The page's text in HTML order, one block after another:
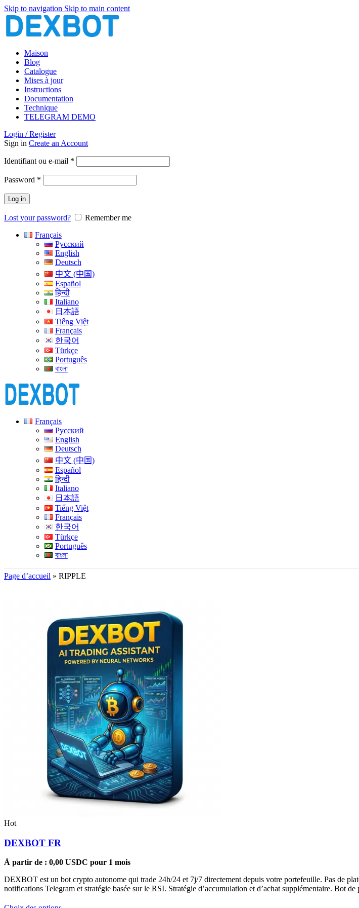
Skip to navigation Skip to main content
Maison
Blog
Catalogue
Mises à jour
Instructions
Documentation
Technique
TELEGRAM DEMO
Login / Register
Sign in Create an Account
Identifiant ou e-mail *
Password *
Log in
Lost your password?
Remember me
Français
Русский
English
Deutsch
中文 (中国)
Español
हिन्दी
Italiano
日本語
Tiếng Việt
Français
한국어
Türkçe
Português
বাংলা
Français
Русский
English
Deutsch
中文 (中国)
Español
हिन्दी
Italiano
日本語
Tiếng Việt
Français
한국어
Türkçe
Português
বাংলা
Page d’accueil » RIPPLE
Hot
DEXBOT FR
À partir de : 0,00 USDC pour 1 mois
DEXBOT est un bot crypto autonome qui trade 24h/24 et 7j/7 directement depuis votre portefeuille. Pas de
notifications Telegram et stratégie basée sur le RSI. Stratégie d’accumulation et d’achat supplémentaire. Bot